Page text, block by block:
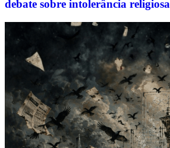
debate sobre intolerância religiosa